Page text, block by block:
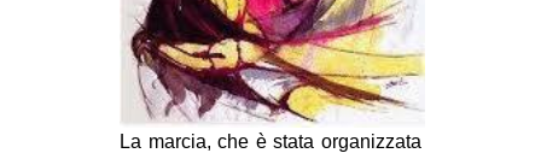
La marcia, che è stata organizzata